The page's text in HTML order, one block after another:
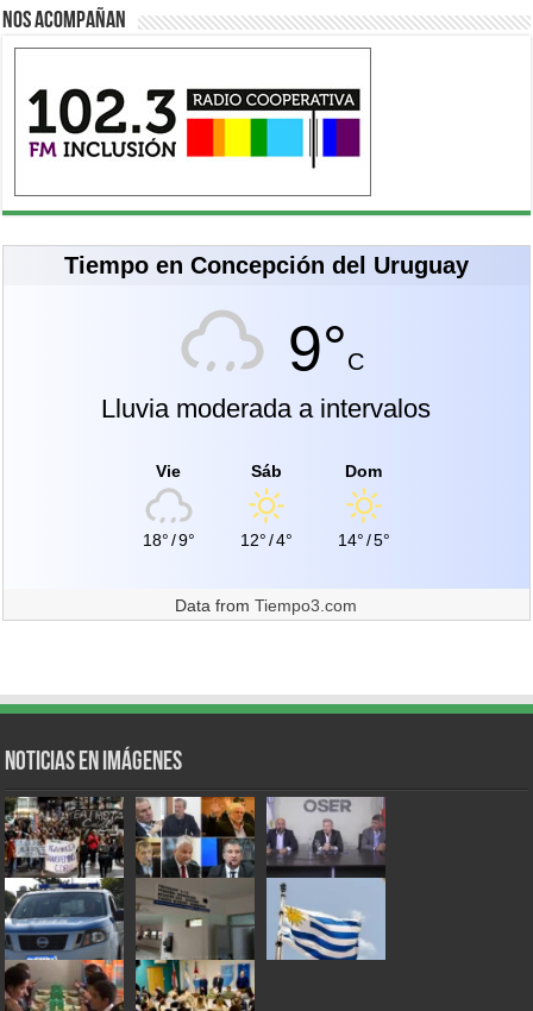
Nos acompañan
Tiempo en Concepción del Uruguay
9°C
Lluvia moderada a intervalos
Vie
18°/9°
Sáb
12°/4°
Dom
14°/5°
Data fromTiempo3.com
Noticias en Imágenes